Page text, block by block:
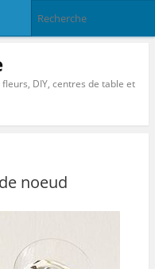
DIY, centres de table et
noeud